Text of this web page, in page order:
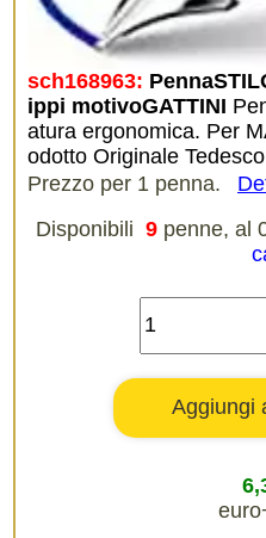
sch168963:
ippi motivoGATTINI
atura ergonomica. Per
odotto Originale
Prezzo per 1 penna.
Disponibili 9 penne, al